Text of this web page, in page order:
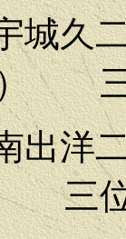
城
）
出
三